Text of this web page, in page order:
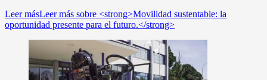
Leer másLeer más sobre <strong>Movilidad sustentable: la
oportunidad presente para el futuro.</strong>